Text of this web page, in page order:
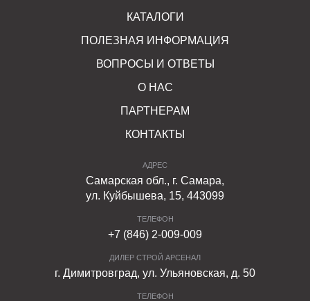
КАТАЛОГИ
ПОЛЕЗНАЯ ИНФОРМАЦИЯ
ВОПРОСЫ И ОТВЕТЫ
О НАС
ПАРТНЕРАМ
КОНТАКТЫ
АДРЕС
Самарская обл., г. Самара,
ул. Куйбышева, 15, 443099
ТЕЛЕФОН
+7 (846) 2-009-009
ДИЛЕР СТРОЙ АРСЕНАЛ
г. Димитровград, ул. Ульяновская, д. 50
ТЕЛЕФОН